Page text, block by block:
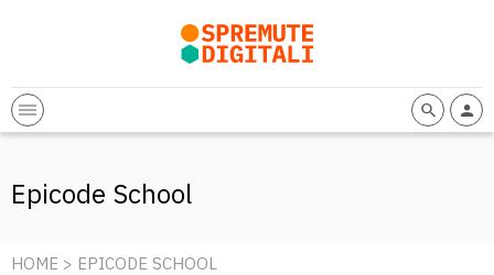
Epicode School
HOME > EPICODE SCHOOL